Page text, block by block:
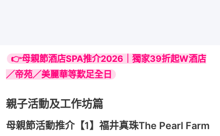
👉母親節酒店SPA推介2026｜獨家39折起W酒店
／帝苑／美麗華等歎足全日
親子活動及工作坊篇
母親節活動推介【1】福井真珠The Pearl Farm